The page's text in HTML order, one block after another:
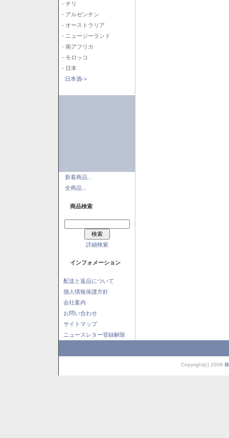
- チリ
- アルゼンチン
- オーストラリア
- ニュージーランド
- 南アフリカ
- モロッコ
- 日本
日本酒->
新着商品...
全商品...
商品検索
詳細検索
インフォメーション
配送と返品について
個人情報保護方針
会社案内
お問い合わせ
サイトマップ
ニュースレター登録解除
Copyright(c) 2008